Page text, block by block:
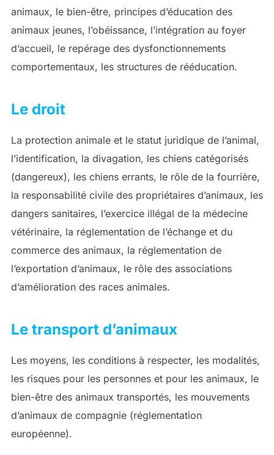
animaux, le bien-être, principes d’éducation des
animaux jeunes, l’obéissance, l’intégration au foyer
d’accueil, le repérage des dysfonctionnements
comportementaux, les structures de rééducation.
Le droit
La protection animale et le statut juridique de l’animal,
l’identification, la divagation, les chiens catégorisés
(dangereux), les chiens errants, le rôle de la fourrière,
la responsabilité civile des propriétaires d’animaux, les
dangers sanitaires, l’exercice illégal de la médecine
vétérinaire, la réglementation de l’échange et du
commerce des animaux, la réglementation de
l’exportation d’animaux, le rôle des associations
d’amélioration des races animales.
Le transport d’animaux
Les moyens, les conditions à respecter, les modalités,
les risques pour les personnes et pour les animaux, le
bien-être des animaux transportés, les mouvements
d’animaux de compagnie (réglementation
européenne).